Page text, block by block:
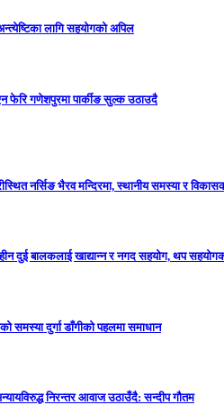
लागि सहयोगको अपिल
फेरि गणेशपुरमा पार्कीङ सुल्क उठाउदै
नर्सिङ भैरव मन्दिरमा, स्थानीय समस्या र
दुई बालकलाई खाद्यान्न र नगद सहयोग, थप
समस्या दुर्गा डाँगीको पहलमा समाधान
निरन्तर आवाज उठाउँदै: सन्दीप गौतम